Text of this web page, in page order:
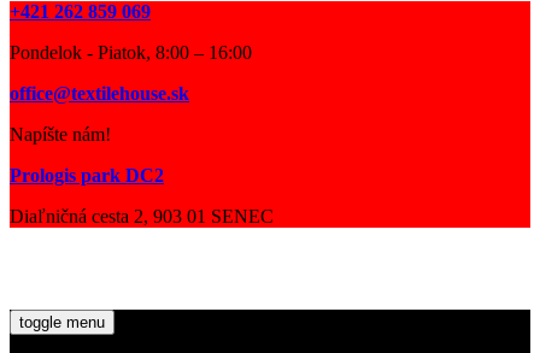
+421 262 859 069
Pondelok - Piatok, 8:00 – 16:00
office@textilehouse.sk
Napíšte nám!
Prologis park DC2
Diaľničná cesta 2, 903 01 SENEC
toggle menu